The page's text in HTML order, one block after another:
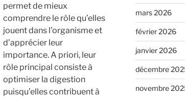
permet de mieux
comprendre le rôle qu’elles
jouent dans l’organisme et
d’apprécier leur
importance. A priori, leur
rôle principal consiste à
optimiser la digestion
puisqu’elles contribuent à
mars 2026
février 2026
janvier 2026
décembre
novembre